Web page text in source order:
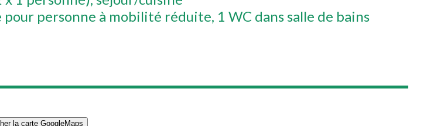
pour personne à mobilité réduite 1 WC dans salle de bains
la carte GoogleMaps